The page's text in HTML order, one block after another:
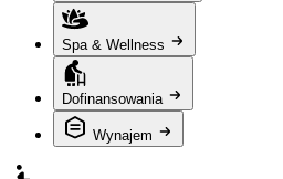
Spa & Wellness
Dofinansowania
Wynajem